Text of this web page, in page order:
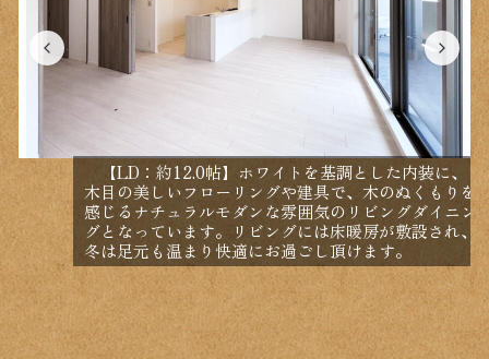
【LD：約12.0帖】ホワイトを基調とした内装に、
木目の美しいフローリングや建具で、木のぬくもりを
感じるナチュラルモダンな雰囲気のリビングダイニン
グとなっています。リビングには床暖房が敷設され、
冬は足元も温まり快適にお過ごし頂けます。